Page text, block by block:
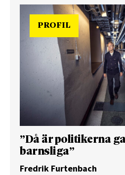
PROFIL
”Då är politikerna
barnsliga”
Fredrik Furtenbach